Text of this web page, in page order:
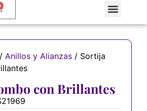
/ Anillos y Alianzas / Sortija
con Brillantes